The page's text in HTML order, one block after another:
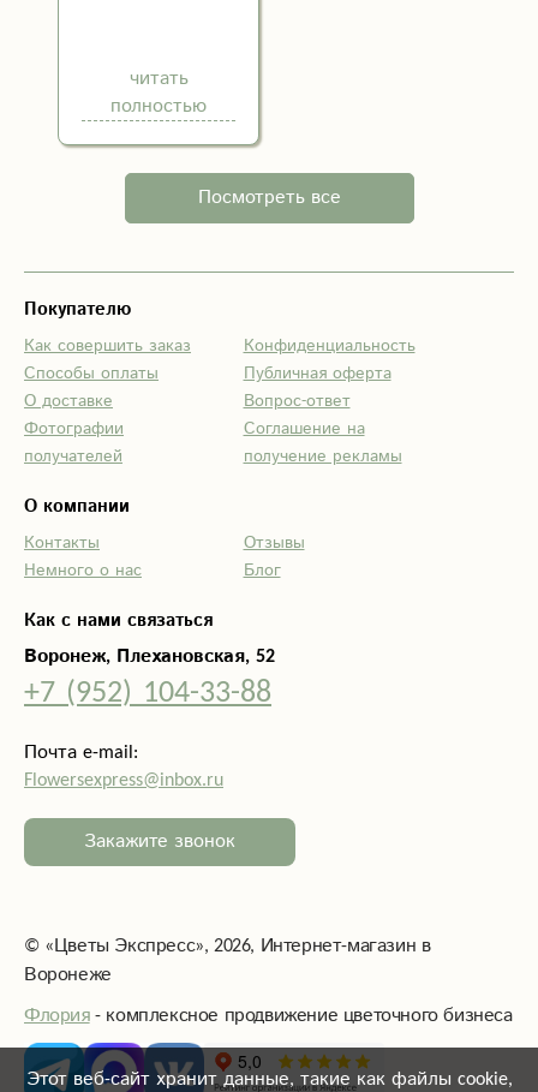
читать
полностью
Посмотреть все
Этот веб-сайт хранит данные, такие как файлы cookie,
Как с нами связаться
Воронеж, Плехановская, 52
+7 (952) 104-33-88
Почта e-mail:
Flowersexpress@inbox.ru
Закажите звонок
Покупателю
Как совершить заказ
Способы оплаты
О доставке
Фотографии
получателей
Конфиденциальность
Публичная оферта
Вопрос-ответ
Соглашение на
получение рекламы
О компании
Контакты
Немного о нас
Отзывы
Блог
© «Цветы Экспресс», 2026, Интернет-магазин в
Воронеже
Флория- комплексное продвижение цветочного бизнеса